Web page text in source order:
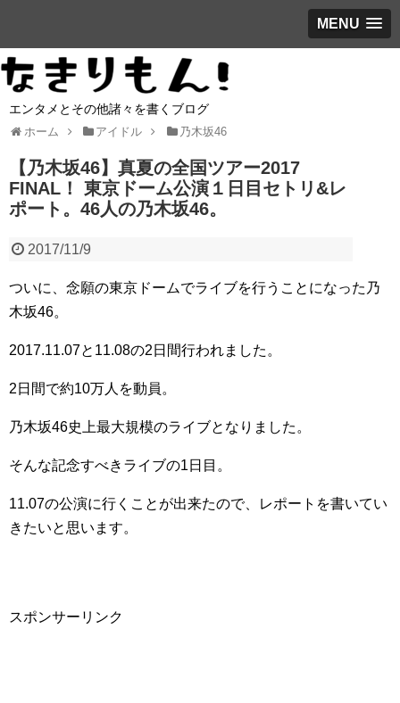
MENU
エンタメとその他諸々を書くブログ
ホーム アイドル 乃木坂46
【乃木坂46】真夏の全国ツアー2017
FINAL！ 東京ドーム公演１日目セトリ&レ
ポート。46人の乃木坂46。
2017/11/9
ついに、念願の東京ドームでライブを行うことになった乃
木坂46。
2017.11.07と11.08の2日間行われました。
2日間で約10万人を動員。
乃木坂46史上最大規模のライブとなりました。
そんな記念すべきライブの1日目。
11.07の公演に行くことが出来たので、レポートを書いてい
きたいと思います。
スポンサーリンク